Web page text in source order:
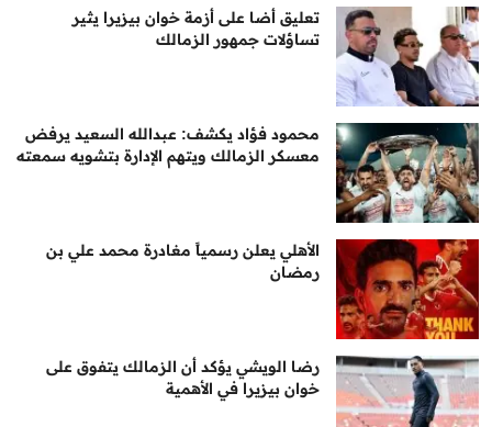
تعليق أضا على أزمة خوان بيزيرا يثير
تساؤلات جمهور الزمالك
محمود فؤاد يكشف: عبدالله السعيد يرفض
معسكر الزمالك ويتهم الإدارة بتشويه سمعته
الأهلي يعلن رسمياً مغادرة محمد علي بن
رمضان
رضا الويشي يؤكد أن الزمالك يتفوق على
خوان بيزيرا في الأهمية